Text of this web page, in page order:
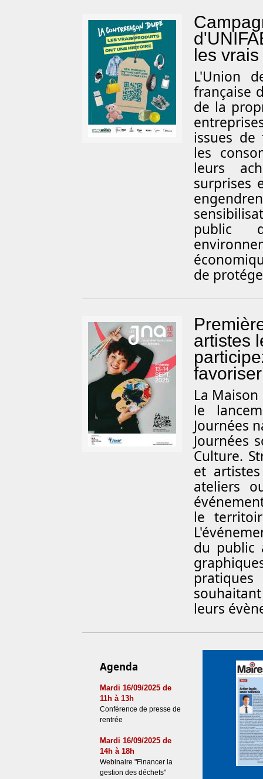
les
L'Union
française
de la
issues de
les
leurs
surprises
public
de
artistes
La
le
Journées
Journées
Culture.
et
ateliers
le
du public
leurs
Agenda
Mardi 16/09/2025 de
11h à 13h
Conférence de presse de
rentrée
Mardi 16/09/2025 de
14h à 18h
Webinaire "Financer la
gestion des déchets"